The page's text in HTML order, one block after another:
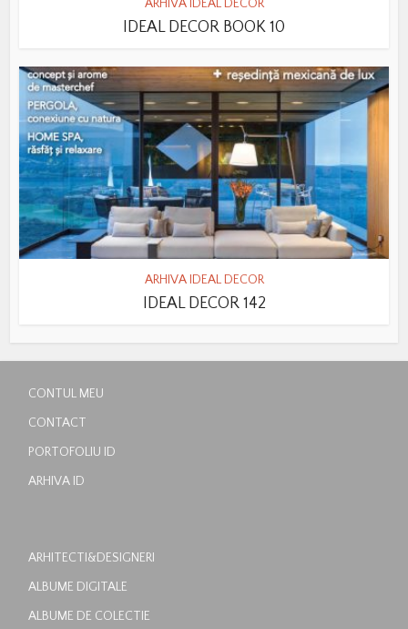
ARHIVA IDEAL DECOR
IDEAL DECOR BOOK 10
ARHIVA IDEAL DECOR
IDEAL DECOR 142
CONTUL MEU
CONTACT
PORTOFOLIU ID
ARHIVA ID
ARHITECTI&DESIGNERI
ALBUME DIGITALE
ALBUME DE COLECTIE